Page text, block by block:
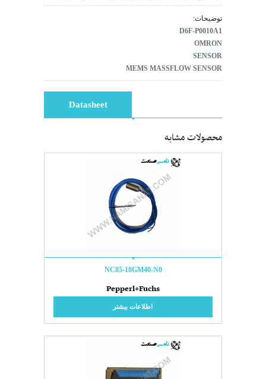
توضیحات:
D6F-P0010A1
OMRON
SENSOR
MEMS MASSFLOW SENSOR
Datasheet
محصولات مشابه
NC85-18GM40-N0
Pepperl+Fuchs
اطلاعات بیشتر